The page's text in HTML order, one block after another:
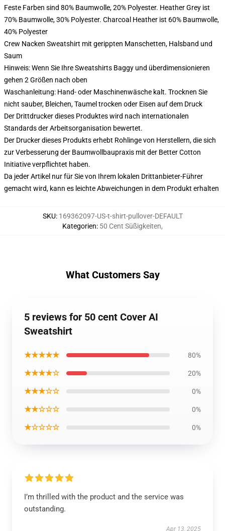
Feste Farben sind 80% Baumwolle, 20% Polyester. Heather Grey ist
70% Baumwolle, 30% Polyester. Charcoal Heather ist 60% Baumwolle,
40% Polyester
Crew Nacken Sweatshirt mit gerippten Manschetten, Halsband und
Saum
Hinweis: Wenn Sie Ihre Sweatshirts Baggy und überdimensionieren
gehen 2 Größen nach oben
Waschanleitung: Hand- oder Maschinenwäsche kalt. Trocknen Sie
nicht sauber, Bleichen, Taumel trocken oder Eisen auf dem Druck
Der Drittdrucker dieses Produktes wird nach internationalen
Standards der Arbeitsorganisation bewertet.
Der Drucker dieses Produkts erhebt Rohlinge von Herstellern, die sich
zur Verbesserung der Baumwollbaupraxis mit der Better Cotton
Initiative verpflichtet haben.
Da jeder Artikel nur für Sie von Ihrem lokalen Drittanbieter-Führer
gemacht wird, kann es leichte Abweichungen in dem Produkt erhalten
SKU: 169362097-US-t-shirt-pullover-DEFAULT
Kategorien: 50 Cent Süßigkeiten,
What Customers Say
5 reviews for 50 cent Cover AI
Sweatshirt
★★★★★ 80%
★★★★☆ 20%
★★★☆☆ 0%
★★☆☆☆ 0%
★☆☆☆☆ 0%
I’m thrilled with the product and the service was
outstanding.
Apr 13, 2025